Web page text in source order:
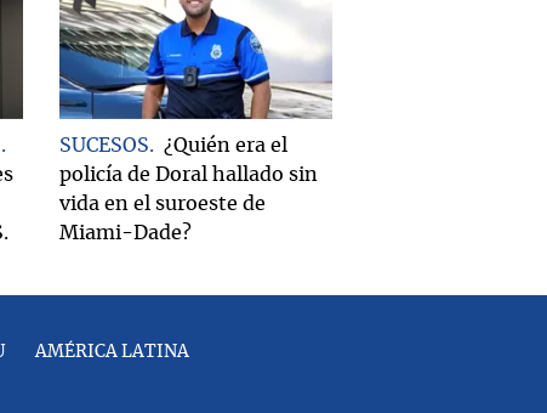
SUCESOS
¿Quién era el
policía de Doral hallado sin
vida en el suroeste de
Miami-Dade?
AMÉRICA LATINA